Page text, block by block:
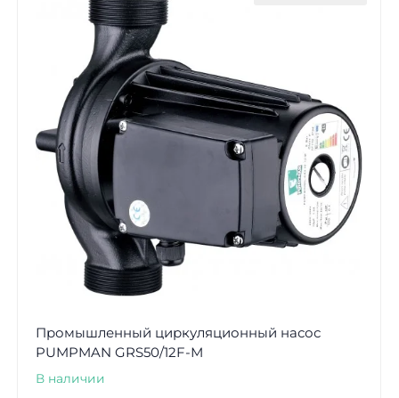
Промышленный циркуляционный насос
PUMPMAN GRS50/12F-М
В наличии